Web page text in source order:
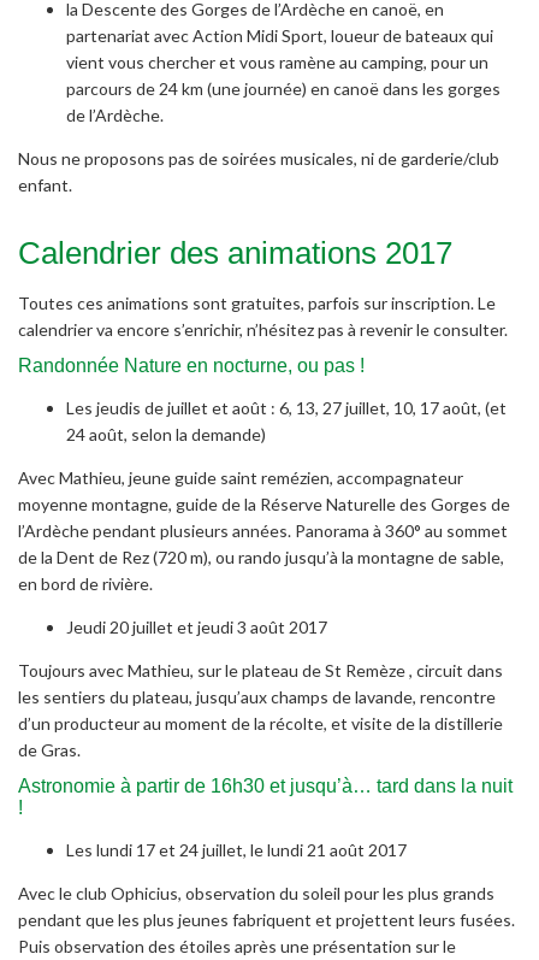
la Descente des Gorges de l’Ardèche en canoë, en
partenariat avec Action Midi Sport, loueur de bateaux qui
vient vous chercher et vous ramène au camping, pour un
parcours de 24 km (une journée) en canoë dans les gorges
de l’Ardèche.
Nous ne proposons pas de soirées musicales, ni de garderie/club
enfant.
Calendrier des animations 2017
Toutes ces animations sont gratuites, parfois sur inscription. Le
calendrier va encore s’enrichir, n’hésitez pas à revenir le consulter.
Randonnée Nature en nocturne, ou pas !
Les jeudis de juillet et août : 6, 13, 27 juillet, 10, 17 août, (et
24 août, selon la demande)
Avec Mathieu, jeune guide saint remézien, accompagnateur
moyenne montagne, guide de la Réserve Naturelle des Gorges de
l’Ardèche pendant plusieurs années. Panorama à 360° au sommet
de la Dent de Rez (720 m), ou rando jusqu’à la montagne de sable,
en bord de rivière.
Jeudi 20 juillet et jeudi 3 août 2017
Toujours avec Mathieu, sur le plateau de St Remèze , circuit dans
les sentiers du plateau, jusqu’aux champs de lavande, rencontre
d’un producteur au moment de la récolte, et visite de la distillerie
de Gras.
Astronomie à partir de 16h30 et jusqu’à… tard dans la nuit
!
Les lundi 17 et 24 juillet, le lundi 21 août 2017
Avec le club Ophicius, observation du soleil pour les plus grands
pendant que les plus jeunes fabriquent et projettent leurs fusées.
Puis observation des étoiles après une présentation sur le